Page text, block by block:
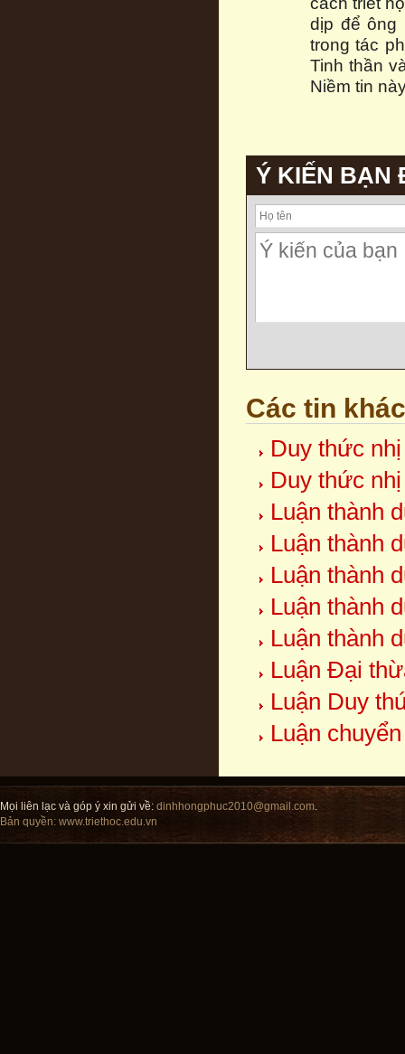
dịp để ông
trong tác
Tinh thần
Niềm tin
Ý KIẾN BẠN
Các tin khác
Duy thức
Duy thức
Luận thành
Luận thành
Luận thành
Luận thành
Luận thành
Luận Đại
Luận Duy
Luận
Mọi liên lạc và góp ý xin gửi về: dinhhongphuc2010@gmail.com.
Bản quyền: www.triethoc.edu.vn